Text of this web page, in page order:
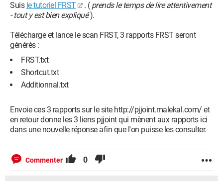
Suis le tutoriel FRST . ( prends le temps de lire attentivement
- tout y est bien expliqué).
Télécharge et lance le scan FRST, 3 rapports FRST seront
générés :
FRST.txt
Shortcut.txt
Additionnal.txt
Envoie ces 3 rapports sur le site http://pjjoint.malekal.com/ et
en retour donne les 3 liens pjjoint qui mènent aux rapports ici
dans une nouvelle réponse afin que l'on puisse les consulter.
Commenter 0